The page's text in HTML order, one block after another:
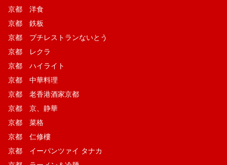
京都 洋食
京都 鉄板
京都 プチレストランないとう
京都 レクラ
京都 ハイライト
京都 中華料理
京都 老香港酒家京都
京都 京、静華
京都 菜格
京都 仁修樓
京都 イーパンツァイ タナカ